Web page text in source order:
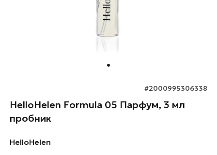
#2000995306338
HelloHelen Formula 05 Парфум, 3 мл
пробник
HelloHelen